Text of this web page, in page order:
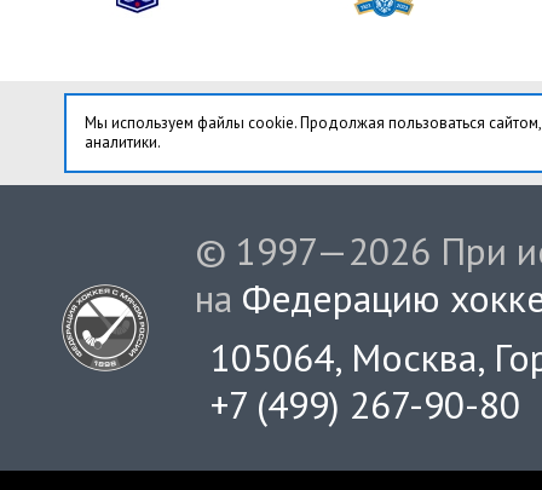
Мы используем файлы cookie. Продолжая пользоваться
аналитики.
© 1997—2026 При
на Федерацию
105064, Москва,
+7 (499) 267-90-80